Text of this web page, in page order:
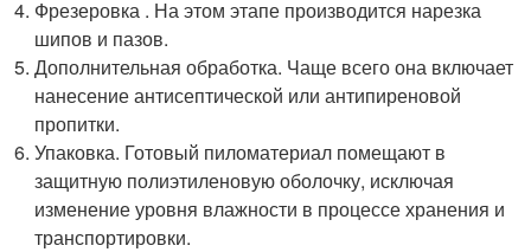
Фрезеровка . На этом этапе производится нарезка
шипов и пазов.
Дополнительная обработка. Чаще всего она включает
нанесение антисептической или антипиреновой
пропитки.
Упаковка. Готовый пиломатериал помещают в
защитную полиэтиленовую оболочку, исключая
изменение уровня влажности в процессе хранения и
транспортировки.